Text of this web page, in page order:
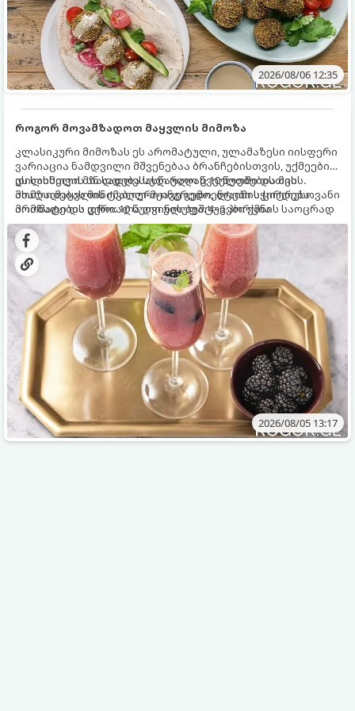
2026/08/06 12:35
როგორ მოვამზადოთ მაყვლის მიმოზა
კლასიკური მიმოზას ეს არომატული, ულამაზესი იისფერი
ვარიაცია ნამდვილი მშვენებაა ბრანჩებისთვის, უქმეების
დილისთვის ან სადღესასწაულო წვეულებებისთვის.
ახალი მაყვლის ტკბილ-მჟავე გემო, ლაიმის ციტრუსოვანი
არომატი და ცქრიალა ღვინის ბუშტუკები ქმნის საოცრად
დახვეწილ და მაგრილებელ კოქტეილს.
ეს სასმელი მზადდება სულ რაღაც 10 წუთში და მის
მომზადებას მინიმალური ინგრედიენტები სჭირდება.
მომზადების დრო: 10 წუთი ულუფა: 4–6 პორცია
2026/08/05 13:17